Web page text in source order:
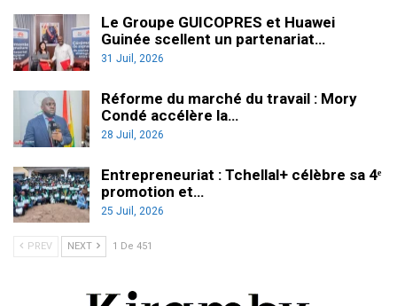
Le Groupe GUICOPRES et Huawei
Guinée scellent un partenariat…
31 Juil, 2026
Réforme du marché du travail : Mory
Condé accélère la…
28 Juil, 2026
Entrepreneuriat : Tchellal+ célèbre sa 4ᵉ
promotion et…
25 Juil, 2026
PREV NEXT 1 De 451